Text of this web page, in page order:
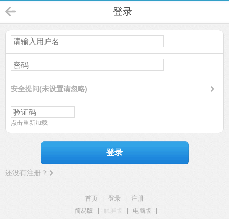
登录
安全提问(未设置请忽略)
点击重新加载
登录
还没有注册？
首页 登录
注册
简易版
触屏版 电脑版